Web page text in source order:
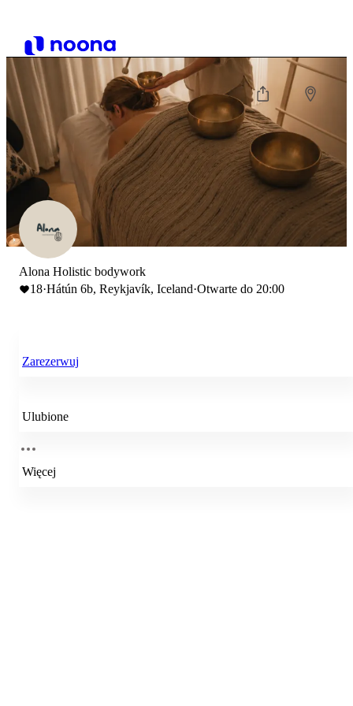
Alona Holistic bodywork
18·Hátún 6b, Reykjavík, Iceland·Otwarte do 20:00
Zarezerwuj
Ulubione
Więcej